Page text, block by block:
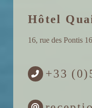
Hôtel
16, rue des Pontis
+33